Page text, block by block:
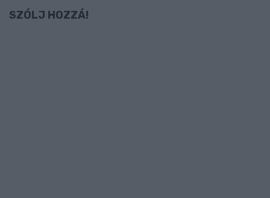
SZÓLJ HOZZÁ!